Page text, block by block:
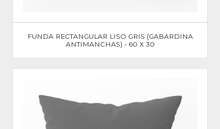
FUNDA RECTANGULAR LISO GRIS (GABARDINA
ANTIMANCHAS) - 60 X 30